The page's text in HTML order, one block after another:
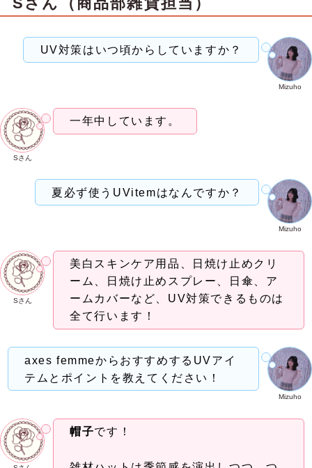
Mizuho
UV対策はいつ頃からしていますか？
Sさん
一年中しています。
Mizuho
夏必ず使うUVitemはなんですか？
Sさん
美白スキンケア用品、日焼け止めクリ
ーム、日焼け止めスプレー、日傘、ア
ームカバーなど、UV対策できるものは
全て行います！
Mizuho
axes femmeからおすすめするUVアイ
テムとポイントを教えてください！
帽子です！